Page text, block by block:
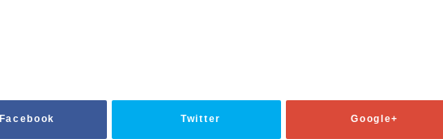
Facebook Twitter Google+